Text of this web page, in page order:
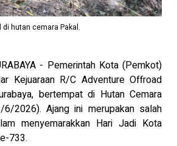
hutan cemara Pakal.
- Pemerintah Kota (Pemkot)
Kejuaraan R/C Adventure Offroad
bertempat di Hutan Cemara
2026). Ajang ini merupakan salah
menyemarakkan Hari Jadi Kota
733.